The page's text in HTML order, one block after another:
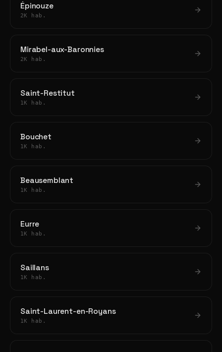
Épinouze
2K hab.
Mirabel-aux-Baronnies
2K hab.
Saint-Restitut
1K hab.
Bouchet
1K hab.
Beausemblant
1K hab.
Eurre
1K hab.
Saillans
1K hab.
Saint-Laurent-en-Royans
1K hab.